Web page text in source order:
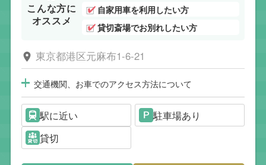
こんな方に
オススメ
自家用車を利用したい方
貸切斎場でお別れしたい方
東京都港区元麻布1-6-21
交通機関、お車でのアクセス方法について
駅に近い
駐車場あり
貸切